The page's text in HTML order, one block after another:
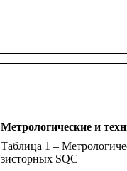
Метрологические и
Таблица 1 –
зисторных SQC